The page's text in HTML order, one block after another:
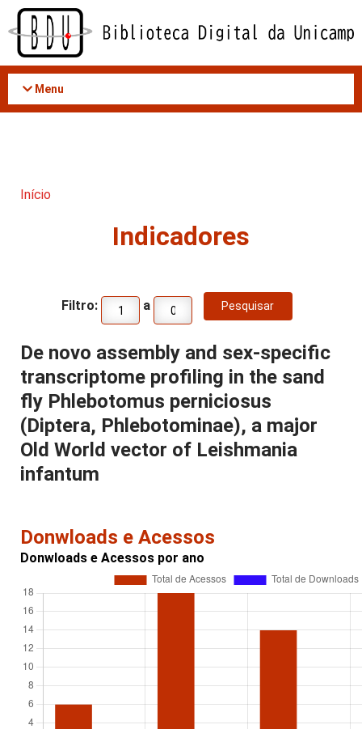
Acessar
conteúdo
Menu
Início
Indicadores
Filtro: a
De novo assembly and sex-specific
transcriptome profiling in the sand
fly Phlebotomus perniciosus
(Diptera, Phlebotominae), a major
Old World vector of Leishmania
infantum
Donwloads e Acessos
Donwloads e Acessos por ano